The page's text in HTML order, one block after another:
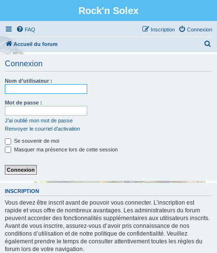
Rock'n Solex
FAQ Connexion
Inscription
Accueil du forum
Connexion
Nom d’utilisateur :
Mot de passe :
J’ai oublié mon mot de passe
Renvoyer le courriel d’activation
Se souvenir de moi
Masquer ma présence lors de cette session
INSCRIPTION
Vous devez être inscrit avant de pouvoir vous connecter. L’inscription est
rapide et vous offre de nombreux avantages. Les administrateurs du forum
peuvent accorder des fonctionnalités supplémentaires aux utilisateurs inscrits.
Avant de vous inscrire, assurez-vous d’avoir pris connaissance de nos
conditions d’utilisation et de notre politique de confidentialité. Veuillez
également prendre le temps de consulter attentivement toutes les règles du
forum lors de votre navigation.